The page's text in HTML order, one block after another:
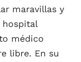
maravillas y
hospital
médico
libre. En su